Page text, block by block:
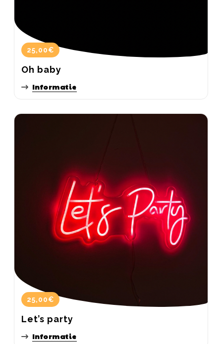
25,00€
Oh baby
Informatie
25,00€
Let’s party
Informatie